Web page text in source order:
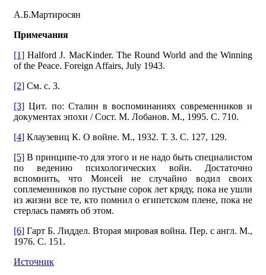
А.Б.Мартиросян
Примечания
[1] Halford J. MacKinder. The Round World and the Winning
of the Peace. Foreign Affairs, July 1943.
[2] См. с. 3.
[3] Цит. по: Сталин в воспоминаниях современников и
документах эпохи / Сост. М. Лобанов. М., 1995. С. 710.
[4] Клаузевиц К. О войне. М., 1932. Т. 3. С. 127, 129.
[5] В принципе-то для этого и не надо быть специалистом
по ведению психологических войн. Достаточно
вспомнить, что Моисей не случайно водил своих
соплеменников по пустыне сорок лет кряду, пока не ушли
из жизни все те, кто помнил о египетском плене, пока не
стерлась память об этом.
[6] Гарт Б. Лиддел. Вторая мировая война. Пер. с англ. М.,
1976. С. 151.
Источник